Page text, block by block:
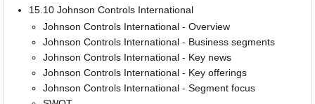
15.10 Johnson Controls International
Johnson Controls International - Overview
Johnson Controls International - Business segments
Johnson Controls International - Key news
Johnson Controls International - Key offerings
Johnson Controls International - Segment focus